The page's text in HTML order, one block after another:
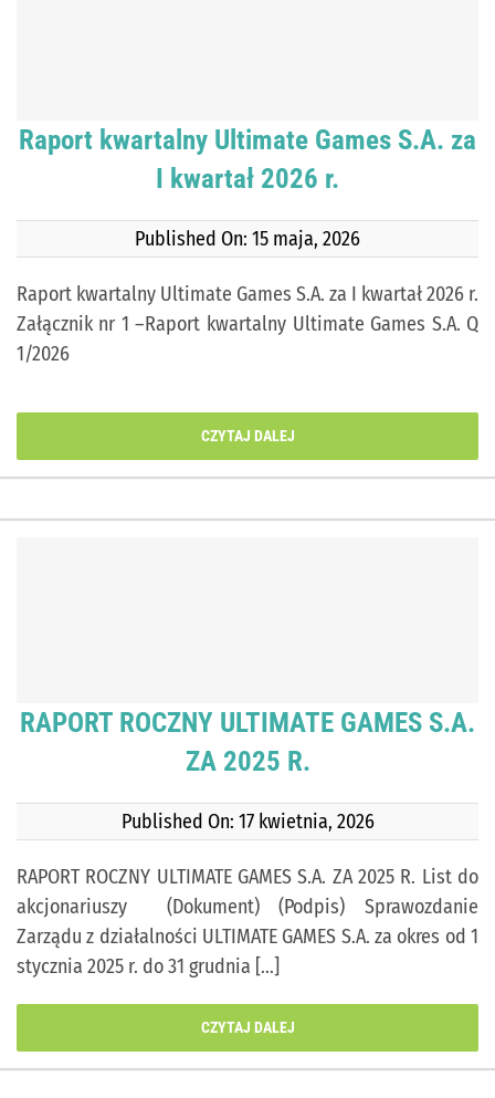
PUBLISHING (EN)
Raport kwartalny Ultimate Games S.A. za
I kwartał 2026 r.
Published On: 15 maja, 2026
Raport kwartalny Ultimate Games S.A. za I kwartał 2026 r.
Załącznik nr 1 –Raport kwartalny Ultimate Games S.A. Q
1/2026
CZYTAJ DALEJ
RAPORT ROCZNY ULTIMATE GAMES S.A.
ZA 2025 R.
Published On: 17 kwietnia, 2026
RAPORT ROCZNY ULTIMATE GAMES S.A. ZA 2025 R. List do
akcjonariuszy (Dokument) (Podpis) Sprawozdanie
Zarządu z działalności ULTIMATE GAMES S.A. za okres od 1
stycznia 2025 r. do 31 grudnia [...]
CZYTAJ DALEJ